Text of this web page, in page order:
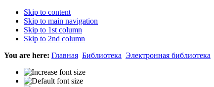
Skip to content
Skip to main navigation
Skip to 1st column
Skip to 2nd column
You are here: Главная Библиотека Электронная библиотека